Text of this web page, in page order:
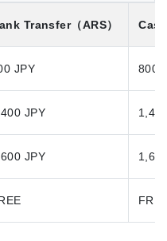
Transfer（ARS）
JPY 800
JPY
JPY